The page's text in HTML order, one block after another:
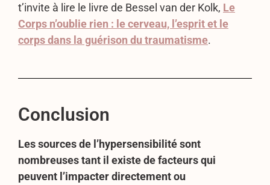
t’invite à lire le livre de Bessel van der Kolk, Le
Corps n’oublie rien : le cerveau, l’esprit et le
corps dans la guérison du traumatisme.
Conclusion
Les sources de l’hypersensibilité sont
nombreuses tant il existe de facteurs qui
peuvent l’impacter directement ou